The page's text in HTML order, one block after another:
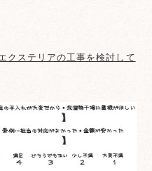
クステリアの工事を検討して